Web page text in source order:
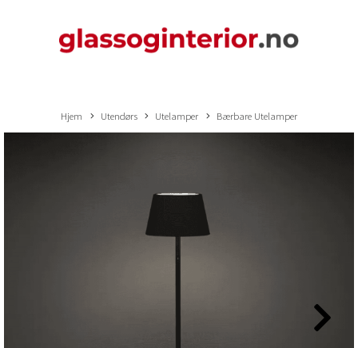
Hjem Utendørs Utelamper Bærbare Utelamper